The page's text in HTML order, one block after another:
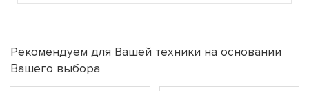
Рекомендуем для Вашей техники на основании
Вашего выбора